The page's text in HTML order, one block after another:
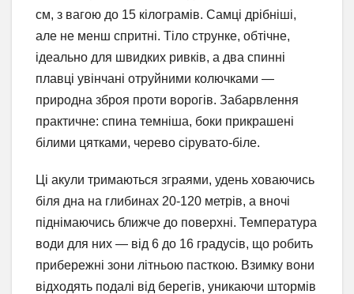
см, з вагою до 15 кілограмів. Самці дрібніші,
але не менш спритні. Тіло струнке, обтічне,
ідеально для швидких ривків, а два спинні
плавці увінчані отруйними колючками —
природна зброя проти ворогів. Забарвлення
практичне: спина темніша, боки прикрашені
білими цятками, черево сірувато-біле.
Ці акули тримаються зграями, удень ховаючись
біля дна на глибинах 20-120 метрів, а вночі
піднімаючись ближче до поверхні. Температура
води для них — від 6 до 16 градусів, що робить
прибережні зони літньою пасткою. Взимку вони
відходять подалі від берегів, уникаючи штормів